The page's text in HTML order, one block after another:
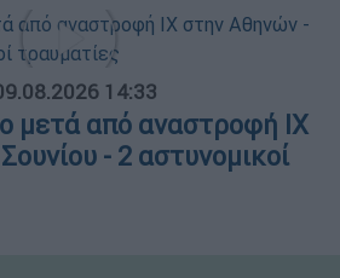
14:33
μετά από αναστροφή ΙΧ
- 2 αστυνομικοί